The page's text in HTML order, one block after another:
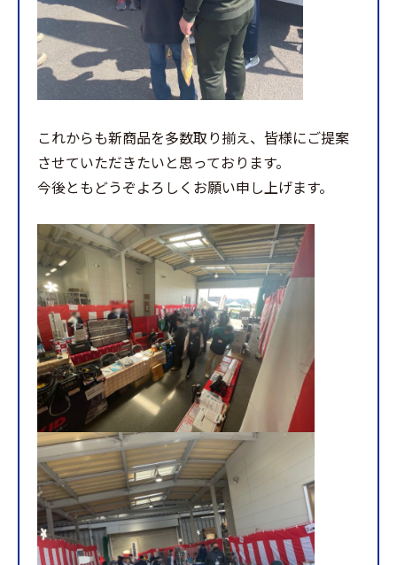
これからも新商品を多数取り揃え、皆様にご提案
させていただきたいと思っております。
今後ともどうぞよろしくお願い申し上げます。